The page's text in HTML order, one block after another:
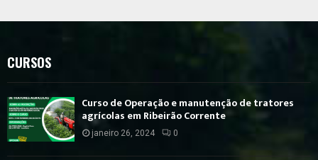
CURSOS
Curso de Operação e manutenção de tratores
agrícolas em Ribeirão Corrente
janeiro 26, 2024 0